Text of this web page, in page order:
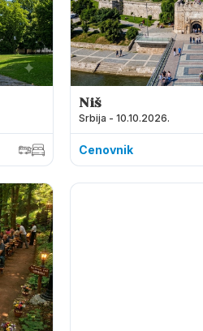
Niš
Srbija - 10.10.2026.
Cenovnik